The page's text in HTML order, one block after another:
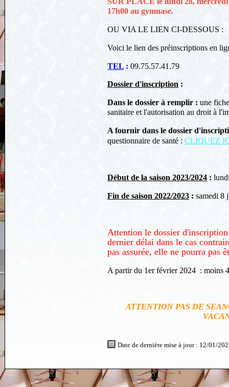
17h00 au gymnase.
OU VIA LE LIEN CI-DESSOUS :
Voici le lien des préinscriptions en
TEL : 09.75.57.41.79
Dossier d'inscription :
Dans le dossier à remplir : une
sanitaire et l'autorisation au droit à
A fournir dans le dossier
questionnaire de santé : CLIQUEZ
Début de la saison 2023/2024 :
Fin de saison 2022/2023 : samedi 8
Attention le dossier d'inscription
dernier délai dans le cas
pas assurée, elle ne pourra pas
A partir du 1er février 2024 : moins
ATTENTION PAS DE
Date de dernière mise à jour : 12/01/